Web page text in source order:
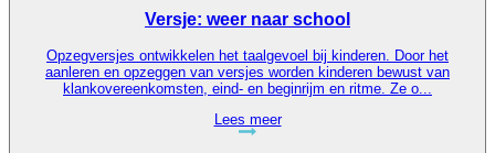
Versje: weer naar school
Opzegversjes ontwikkelen het taalgevoel bij kinderen. Door het
aanleren en opzeggen van versjes worden kinderen bewust van
klankovereenkomsten, eind- en beginrijm en ritme. Ze o...
Lees meer